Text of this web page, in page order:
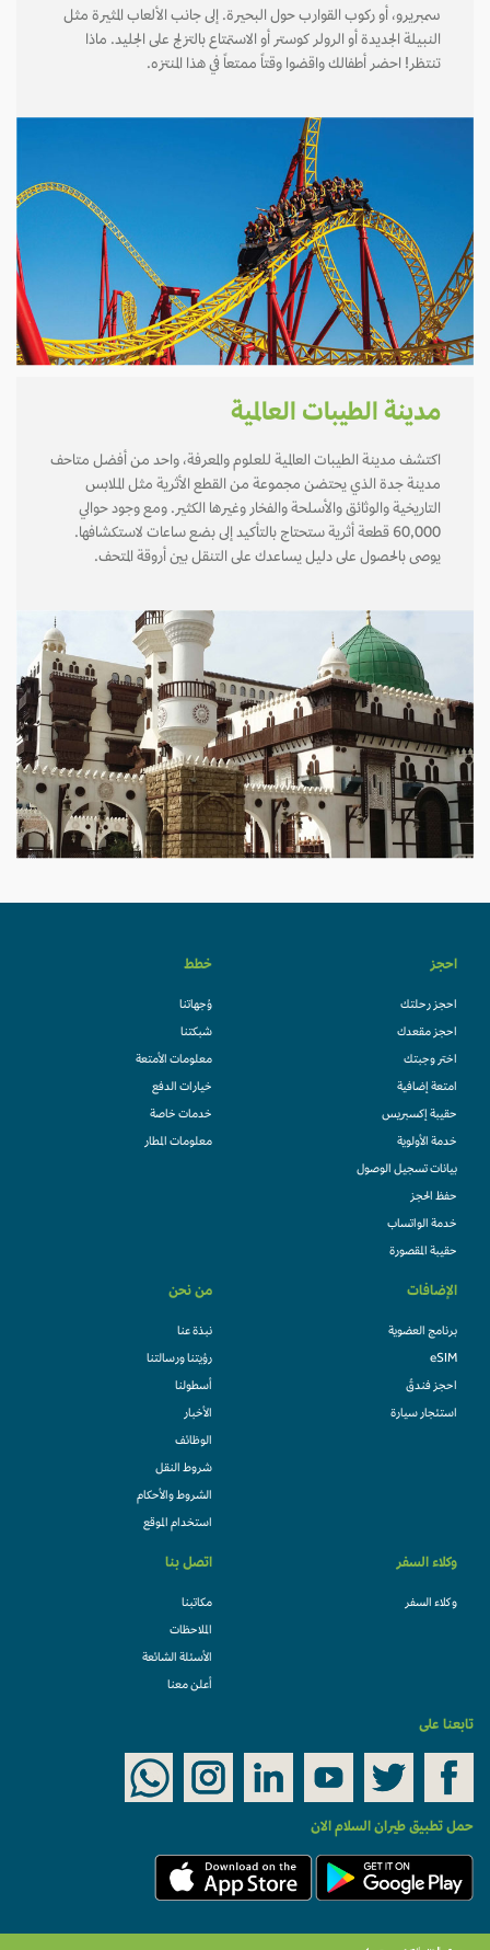
سمبريرو، أو ركوب القوارب حول البحيرة. إلى جانب الألعاب المثيرة مثل
النبيلة الجديدة أو الرولر كوستر أو الاستمتاع بالتزلج على الجليد. ماذا
تنتظر! احضر أطفالك واقضوا وقتاً ممتعاً في هذا المنتزه.
مدينة الطيبات العالمية
اكتشف مدينة الطيبات العالمية للعلوم والمعرفة، واحد من أفضل متاحف
مدينة جدة الذي يحتضن مجموعة من القطع الأثرية مثل الملابس
التاريخية والوثائق والأسلحة والفخار وغيرها الكثير. ومع وجود حوالي
60,000 قطعة أثرية ستحتاج بالتأكيد إلى بضع ساعات لاستكشافها.
يوصى بالحصول على دليل يساعدك على التنقل بين أروقة المتحف.
احجز
احجز رحلتك
احجز مقعدك
اختر وجبتك
امتعة إضافية
حقيبة إكسبريس
خدمة الأولوية
بيانات تسجيل الوصول
حفظ الحجز
خدمة الواتساب
حقيبة المقصورة
خطط
وُجهاتنا
شبكتنا
معلومات الأمتعة
خيارات الدفع
خدمات خاصة
معلومات المطار
الإضافات
برنامج العضوية
eSIM
احجز فندقً
استئجار سيارة
من نحن
نبذة عنا
رؤيتنا ورسالتنا
أسطولنا
الأخبار
الوظائف
شروط النقل
الشروط والأحكام
استخدام الموقع
وكلاء السفر
وكلاء السفر
اتصل بنا
مكاتبنا
الملاحظات
الأسئلة الشائعة
أعلن معنا
تابعنا على
حمل تطبيق طيران السلام الان